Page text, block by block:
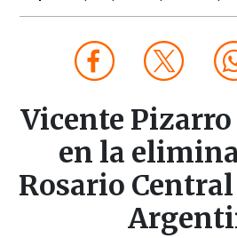
Vicente
en la
Rosario Central